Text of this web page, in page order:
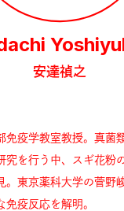
安達禎之
免疫学教室教授。真菌
究を行う中、スギ花粉
。東京薬科大学の菅野
疫反応を解明。